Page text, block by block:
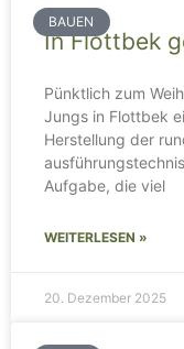
BAUEN
In Flottbek
Pünktlich zum
Jungs in Flottbek
Herstellung der
Aufgabe, die viel
WEITERLESEN »
20. Dezember 2025